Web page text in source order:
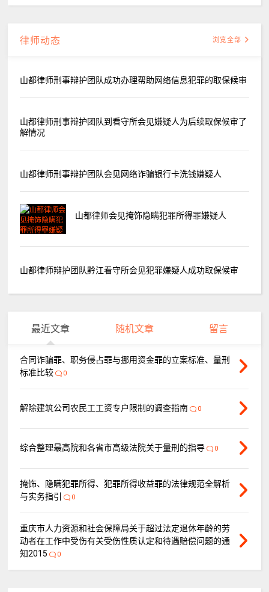
律师动态 浏览全部
山都律师刑事辩护团队成功办理帮助网络信息犯罪的取保候审
山都律师刑事辩护团队到看守所会见嫌疑人为后续取保候审了
解情况
山都律师刑事辩护团队会见网络诈骗银行卡洗钱嫌疑人
山都律师会见掩饰隐瞒犯罪所得罪嫌疑人
山都律师辩护团队黔江看守所会见犯罪嫌疑人成功取保候审
最近文章 随机文章 留言
合同诈骗罪、职务侵占罪与挪用资金罪的立案标准、量刑
标准比较
0
解除建筑公司农民工工资专户限制的调查指南 0
综合整理最高院和各省市高级法院关于量刑的指导 0
掩饰、隐瞒犯罪所得、犯罪所得收益罪的法律规范全解析
与实务指引
0
重庆市人力资源和社会保障局关于超过法定退休年龄的劳
动者在工作中受伤有关受伤性质认定和待遇赔偿问题的通
知2015
0